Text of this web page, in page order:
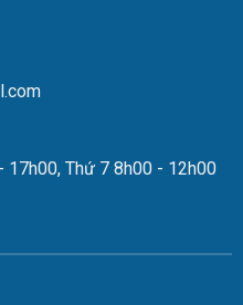
17h00, Thứ 7 8h00 - 12h00